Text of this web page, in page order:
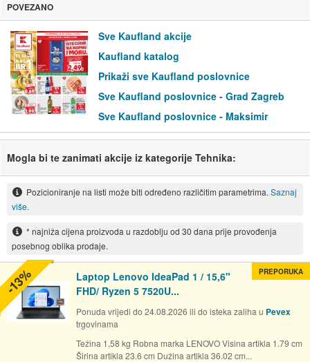
POVEZANO
Sve Kaufland akcije
Kaufland katalog
Prikaži sve Kaufland poslovnice
Sve Kaufland poslovnice - Grad Zagreb
Sve Kaufland poslovnice - Maksimir
Mogla bi te zanimati akcije iz kategorije Tehnika:
Pozicioniranje na listi može biti određeno različitim parametrima. Saznaj
više.
* najniža cijena proizvoda u razdoblju od 30 dana prije provođenja
posebnog oblika prodaje.
Laptop Lenovo IdeaPad 1 / 15,6"
FHD/ Ryzen 5 7520U...
Ponuda vrijedi do 24.08.2026 ili do isteka zaliha u Pevex
trgovinama
Težina 1,58 kg Robna marka LENOVO Visina artikla 1.79 cm
Širina artikla 23.6 cm Dužina artikla 36.02 cm...
PREPORUKA
-13%